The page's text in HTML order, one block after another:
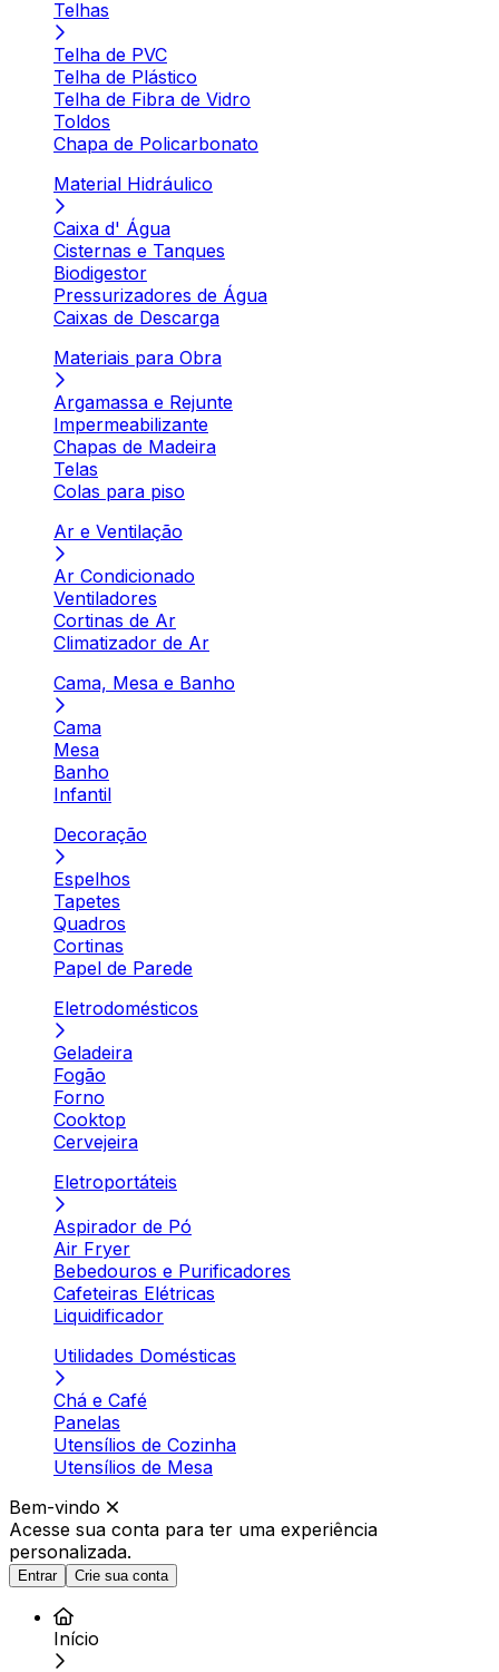
Telhas
Telha de PVC
Telha de Plástico
Telha de Fibra de Vidro
Toldos
Chapa de Policarbonato
Material Hidráulico
Caixa d' Água
Cisternas e Tanques
Biodigestor
Pressurizadores de Água
Caixas de Descarga
Materiais para Obra
Argamassa e Rejunte
Impermeabilizante
Chapas de Madeira
Telas
Colas para piso
Ar e Ventilação
Ar Condicionado
Ventiladores
Cortinas de Ar
Climatizador de Ar
Cama, Mesa e Banho
Cama
Mesa
Banho
Infantil
Decoração
Espelhos
Tapetes
Quadros
Cortinas
Papel de Parede
Eletrodomésticos
Geladeira
Fogão
Forno
Cooktop
Cervejeira
Eletroportáteis
Aspirador de Pó
Air Fryer
Bebedouros e Purificadores
Cafeteiras Elétricas
Liquidificador
Utilidades Domésticas
Chá e Café
Panelas
Utensílios de Cozinha
Utensílios de Mesa
Bem-vindo
Acesse sua conta para ter uma experiência
personalizada.
Entrar Crie sua conta
Início